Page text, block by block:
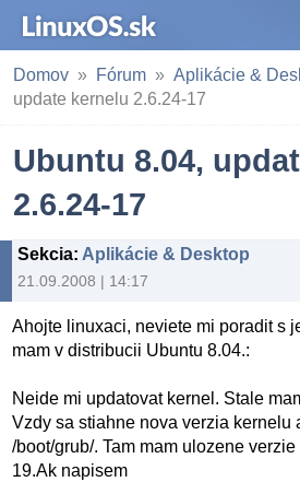
Domov Fórum Aplikácie &
update kernelu 2.6.24-17
Ubuntu 8.04,
2.6.24-17
Sekcia: Aplikácie & Desktop
21.09.2008 | 14:17
Ahojte linuxaci, neviete mi poradit s
mam v distribucii Ubuntu 8.04.:
Neide mi updatovat kernel. Stale
Vzdy sa stiahne nova verzia kernelu
/boot/grub/. Tam mam ulozene
19.Ak napisem